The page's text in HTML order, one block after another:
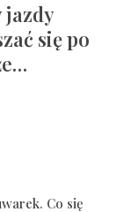
jazdy
się po
Co się